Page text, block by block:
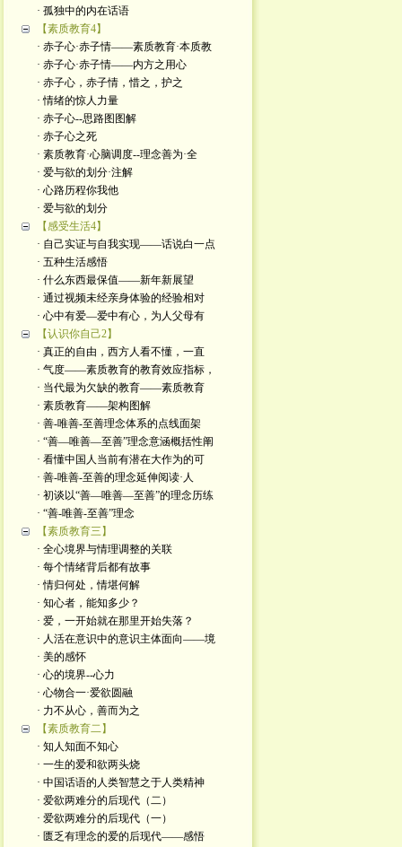
· 孤独中的内在话语
【素质教育4】
· 赤子心·赤子情——素质教育·本质教
· 赤子心·赤子情——内方之用心
· 赤子心，赤子情，惜之，护之
· 情绪的惊人力量
· 赤子心--思路图图解
· 赤子心之死
· 素质教育·心脑调度--理念善为·全
· 爱与欲的划分·注解
· 心路历程你我他
· 爱与欲的划分
【感受生活4】
· 自己实证与自我实现——话说白一点
· 五种生活感悟
· 什么东西最保值——新年新展望
· 通过视频未经亲身体验的经验相对
· 心中有爱—爱中有心，为人父母有
【认识你自己2】
· 真正的自由，西方人看不懂，一直
· 气度——素质教育的教育效应指标，
· 当代最为欠缺的教育——素质教育
· 素质教育——架构图解
· 善-唯善-至善理念体系的点线面架
· “善—唯善—至善”理念意涵概括性阐
· 看懂中国人当前有潜在大作为的可
· 善-唯善-至善的理念延伸阅读·人
· 初谈以“善—唯善—至善”的理念历练
· “善-唯善-至善”理念
【素质教育三】
· 全心境界与情理调整的关联
· 每个情绪背后都有故事
· 情归何处，情堪何解
· 知心者，能知多少？
· 爱，一开始就在那里开始失落？
· 人活在意识中的意识主体面向——境
· 美的感怀
· 心的境界--心力
· 心物合一·爱欲圆融
· 力不从心，善而为之
【素质教育二】
· 知人知面不知心
· 一生的爱和欲两头烧
· 中国话语的人类智慧之于人类精神
· 爱欲两难分的后现代（二）
· 爱欲两难分的后现代（一）
· 匮乏有理念的爱的后现代——感悟